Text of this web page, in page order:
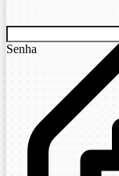
Senha